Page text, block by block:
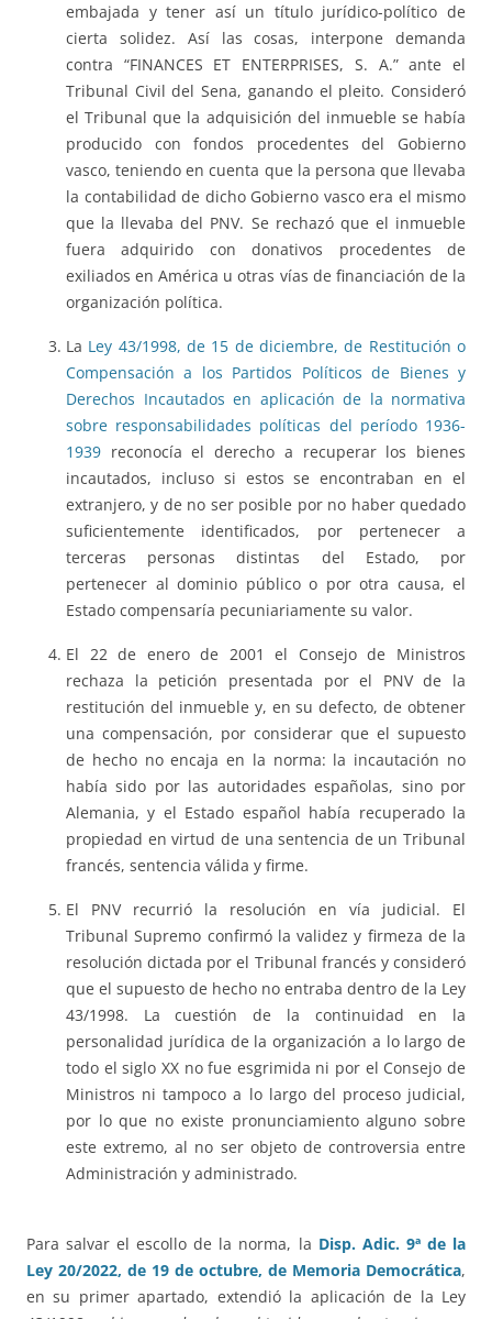
embajada y tener así un título jurídico-político de
cierta solidez. Así las cosas, interpone demanda
contra “FINANCES ET ENTERPRISES, S. A.” ante el
Tribunal Civil del Sena, ganando el pleito. Consideró
el Tribunal que la adquisición del inmueble se había
producido con fondos procedentes del Gobierno
vasco, teniendo en cuenta que la persona que llevaba
la contabilidad de dicho Gobierno vasco era el mismo
que la llevaba del PNV. Se rechazó que el inmueble
fuera adquirido con donativos procedentes de
exiliados en América u otras vías de financiación de la
organización política.
La Ley 43/1998, de 15 de diciembre, de Restitución o
Compensación a los Partidos Políticos de Bienes y
Derechos Incautados en aplicación de la normativa
sobre responsabilidades políticas del período 1936-
1939 reconocía el derecho a recuperar los bienes
incautados, incluso si estos se encontraban en el
extranjero, y de no ser posible por no haber quedado
suficientemente identificados, por pertenecer a
terceras personas distintas del Estado, por
pertenecer al dominio público o por otra causa, el
Estado compensaría pecuniariamente su valor.
El 22 de enero de 2001 el Consejo de Ministros
rechaza la petición presentada por el PNV de la
restitución del inmueble y, en su defecto, de obtener
una compensación, por considerar que el supuesto
de hecho no encaja en la norma: la incautación no
había sido por las autoridades españolas, sino por
Alemania, y el Estado español había recuperado la
propiedad en virtud de una sentencia de un Tribunal
francés, sentencia válida y firme.
El PNV recurrió la resolución en vía judicial. El
Tribunal Supremo confirmó la validez y firmeza de la
resolución dictada por el Tribunal francés y consideró
que el supuesto de hecho no entraba dentro de la Ley
43/1998. La cuestión de la continuidad en la
personalidad jurídica de la organización a lo largo de
todo el siglo XX no fue esgrimida ni por el Consejo de
Ministros ni tampoco a lo largo del proceso judicial,
por lo que no existe pronunciamiento alguno sobre
este extremo, al no ser objeto de controversia entre
Administración y administrado.
Para salvar el escollo de la norma, la Disp. Adic. 9ª de la
Ley 20/2022, de 19 de octubre, de Memoria Democrática,
en su primer apartado, extendió la aplicación de la Ley